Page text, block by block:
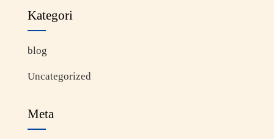
Kategori
blog
Uncategorized
Meta